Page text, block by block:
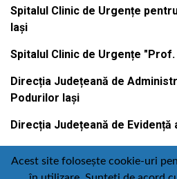
Spitalul Clinic de Urgențe
Iași
Spitalul Clinic de Urgențe "Prof.
Direcția Județeană de
Podurilor Iași
Direcția Județeană de Evidență
Acest site folosește cookie-uri